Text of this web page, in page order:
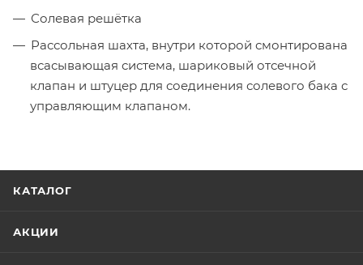
Солевая решётка
Рассольная шахта, внутри которой смонтирована
всасывающая система, шариковый отсечной
клапан и штуцер для соединения солевого бака с
управляющим клапаном.
КАТАЛОГ
АКЦИИ